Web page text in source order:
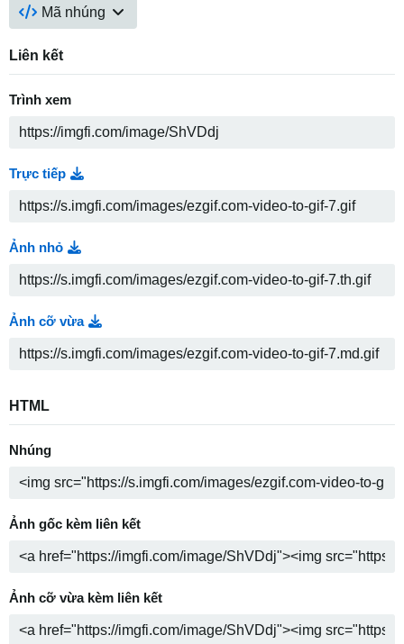
Mã nhúng
Liên kết
Trình xem
Trực tiếp
Ảnh nhỏ
Ảnh cỡ vừa
HTML
Nhúng
Ảnh gốc kèm liên kết
Ảnh cỡ vừa kèm liên kết